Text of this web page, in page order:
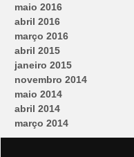
maio 2016
abril 2016
março 2016
abril 2015
janeiro 2015
novembro 2014
maio 2014
abril 2014
março 2014